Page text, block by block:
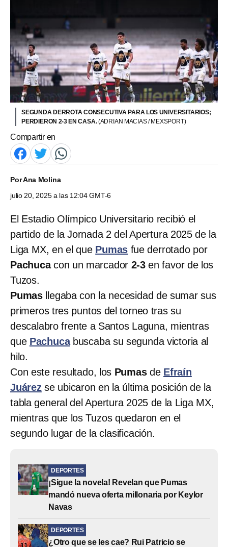
SEGUNDA DERROTA CONSECUTIVA PARA LOS UNIVERSITARIOS;
PERDIERON 2-3 EN CASA.(ADRIAN MACIAS / MEXSPORT)
Compartir en
PorAna Molina
julio 20, 2025 a las 12:04 GMT-6
El Estadio Olímpico Universitario recibió el
partido de la Jornada 2 del Apertura 2025 de la
Liga MX, en el que Pumas fue derrotado por
Pachucacon un marcador 2-3 en favor de los
Tuzos.
Pumas llegaba con la necesidad de sumar sus
primeros tres puntos del torneo tras su
descalabro frente a Santos Laguna, mientras
que Pachucabuscaba su segunda victoria al
hilo.
Con este resultado, los Pumasde Efraín
Juárezse ubicaron en la última posición de la
tabla general del Apertura 2025 de la Liga MX,
mientras que los Tuzos quedaron en el
segundo lugar de la clasificación.
DEPORTES
¡Sigue la novela! Revelan que Pumas
mandó nueva oferta millonaria por Keylor
Navas
DEPORTES
¿Otro que se les cae? Rui Patricio se